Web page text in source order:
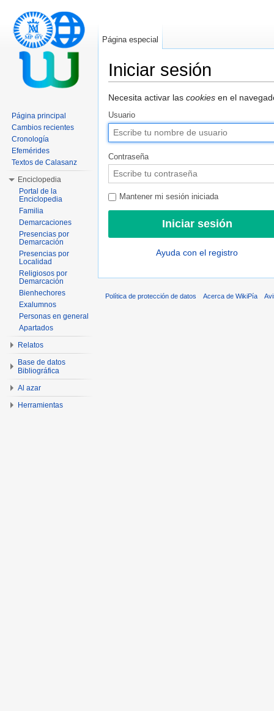
Iniciar sesión
Necesita activar las cookies en el
Usuario
Contraseña
Mantener mi sesión iniciada
Ayuda con el registro
Página especial
Página principal
Cambios recientes
Cronología
Efemérides
Textos de Calasanz
Enciclopedia
Portal de la
Enciclopedia
Familia
Demarcaciones
Presencias por
Demarcación
Presencias por
Localidad
Religiosos por
Demarcación
Bienhechores
Exalumnos
Personas en general
Apartados
Relatos
Base de datos
Bibliográfica
Al azar
Herramientas
Política de protección de datos Acerca de WikiPía